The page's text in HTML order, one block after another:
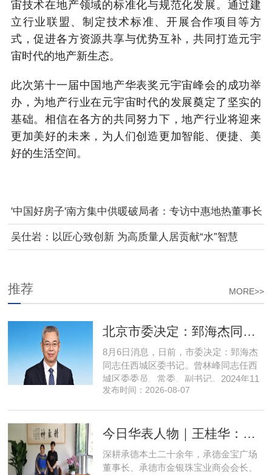
宙技术在地产领域的标准化与规范化发展。通过建
立行业联盟、制定技术标准、开展合作项目等方
式，促进各方资源共享与优势互补，共同打造元宇
宙时代的地产新生态。
此次第十一届中国地产华表奖元宇宙峰会的成功举
办，为地产行业在元宇宙时代的发展奠定了坚实的
基础。相信在各方的共同努力下，地产行业将迎来
更加美好的未来，为人们创造更加智能、便捷、美
好的生活空间。
'中国好房子'南方集中供暖破局者：专访中惠地热董事长
尹会涞
吴仕岩：以匠心致创新 为高质量人居贡献“水”智慧
MORE>>
推荐
北京市委决定：郅海杰同志任西城区委书记
8月6日消息，日前，市委决定：郅海杰
同志任西城区委书记。曾林峰同志任西
城区委委员、常委、副书记。2024年11
月，郅海杰任北京市西城区委副书记，
记、区长。至此番履新。郅海杰，男，
职研究生，中共党员。曾任北京
发布时间：2026-08-07
今日华表人物｜王桂华：扎根承德守本心，三度跨界深耕本土实业新征程
深耕承德本土二十余年，承德金宝广场
董事长、承德市金银珠宝业商会会长、